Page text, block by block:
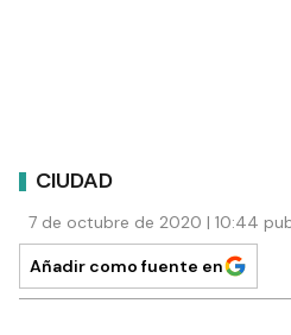
CIUDAD
7 de octubre de 2020 | 10:44
Añadir como fuente en